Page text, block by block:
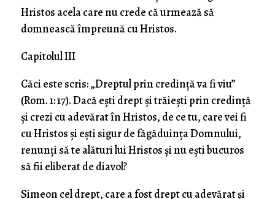
Hristos acela care nu crede că urmează să
domnească împreună cu Hristos.
Capitolul III
Căci este scris: „Dreptul prin credinţă va fi viu”
(Rom. 1: 17). Dacă eşti drept şi trăieşti prin credinţă
şi crezi cu adevărat în Hristos, de ce tu, care vei fi
cu Hristos şi eşti sigur de făgăduinţa Domnului,
renunţi să te alături lui Hristos şi nu eşti bucuros
să fii eliberat de diavol?
Simeon cel drept, care a fost drept cu adevărat şi